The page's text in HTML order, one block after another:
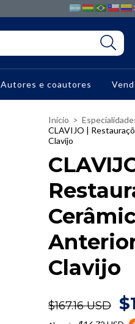
Autores e coautores
Inicio >
CLAVIJO |
Clavijo
Clavijo
$167.16 USD